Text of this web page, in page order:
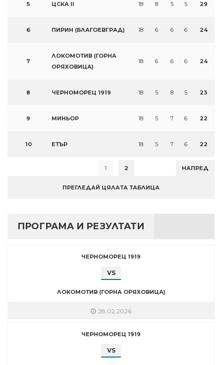
5 ЦСКА II 18 8 5 5 29
6 ПИРИН (БЛАГОЕВГРАД) 18 6 6 6 24
7
ЛОКОМОТИВ (ГОРНА
ОРЯХОВИЦА)
18 6 6 6 24
8 ЧЕРНОМОРЕЦ 1919 18 5 8 5 23
9 МИНЬОР 18 5 7 6 22
10 ЕТЪР 18 5 7 6 22
1 2 НАПРЕД
ПРЕГЛЕДАЙ ЦЯЛАТА ТАБЛИЦА
ПРОГРАМА И РЕЗУЛТАТИ
ЧЕРНОМОРЕЦ 1919
VS
ЛОКОМОТИВ (ГОРНА ОРЯХОВИЦА)
28.02.2026
ЧЕРНОМОРЕЦ 1919
VS